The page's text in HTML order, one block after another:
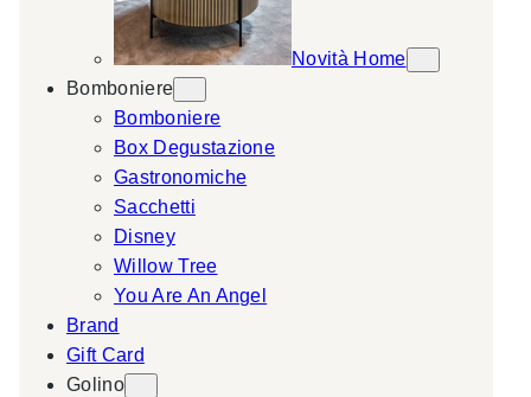
Novità Home
Bomboniere
Bomboniere
Box Degustazione
Gastronomiche
Sacchetti
Disney
Willow Tree
You Are An Angel
Brand
Gift Card
Golino